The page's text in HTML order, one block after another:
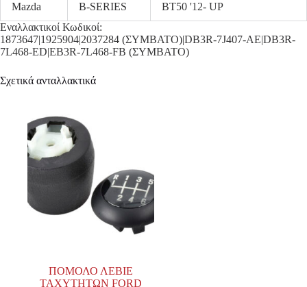
Mazda B-SERIES
BT50 '12- UP
Εναλλακτικοί Κωδικοί:
1873647|1925904|2037284 (ΣΥΜΒΑΤΟ)|DB3R-7J407-AE|DB3R-
7L468-ED|EB3R-7L468-FB (ΣΥΜΒΑΤΟ)
Σχετικά ανταλλακτικά
ΠΟΜΟΛΟ ΛΕΒΙΕ
ΤΑΧΥΤΗΤΩΝ FORD